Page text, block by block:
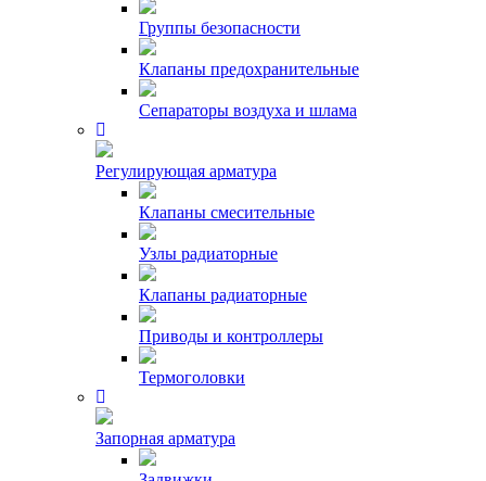
Группы безопасности
Клапаны предохранительные
Сепараторы воздуха и шлама
Регулирующая арматура
Клапаны смесительные
Узлы радиаторные
Клапаны радиаторные
Приводы и контроллеры
Термоголовки
Запорная арматура